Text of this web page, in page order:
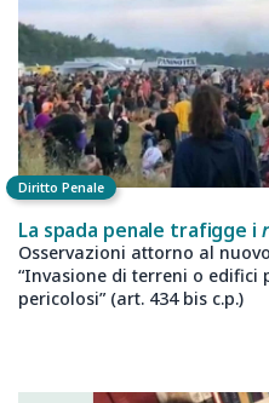
Diritto Penale
La spada penale trafigge i
Osservazioni attorno al
“Invasione di terreni o edifici
pericolosi” (art. 434 bis c.p.)